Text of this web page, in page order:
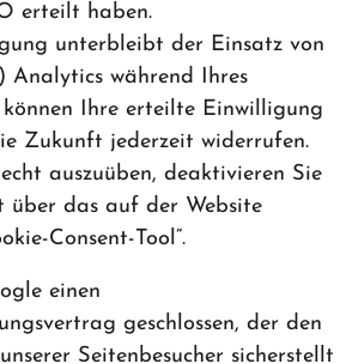
erteilt haben.
unterbleibt der Einsatz von
Analytics während Ihres
können Ihre erteilte Einwilligung
Zukunft jederzeit widerrufen.
auszuüben, deaktivieren Sie
über das auf der Website
Consent-Tool“.
einen
geschlossen, der den
Seitenbesucher sicherstellt